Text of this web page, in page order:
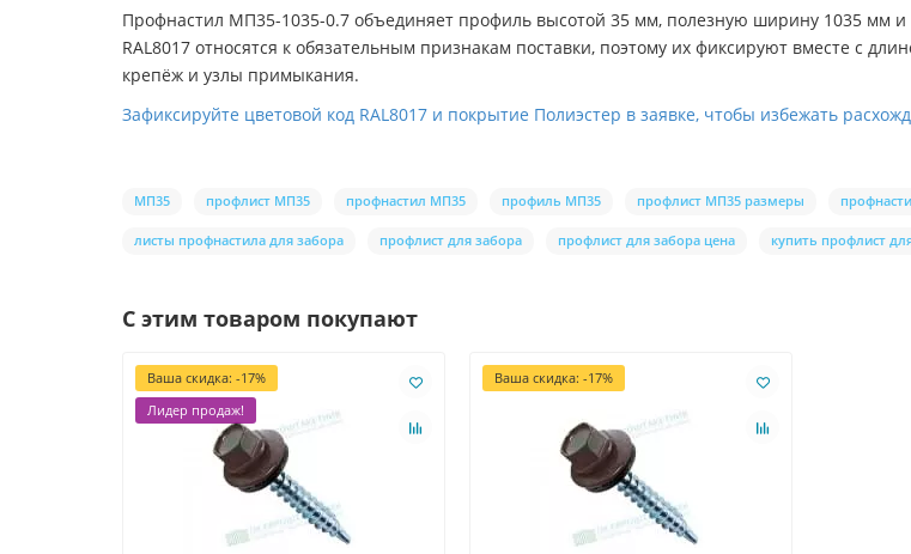
Профнастил МП35-1035-0.7 объединяет профиль высотой 35 мм, полезную ширину 1035 мм
RAL8017 относятся к обязательным признакам поставки, поэтому их фиксируют вместе с
крепёж и узлы примыкания.
Зафиксируйте цветовой код RAL8017 и покрытие Полиэстер в заявке, чтобы избежать
МП35 профлист МП35 профнастил МП35 профиль МП35 профлист МП35 размеры
листы профнастила для забора профлист для забора профлист для забора цена купить профлист
С этим товаром покупают
Ваша скидка: -17%
Лидер продаж!
Ваша скидка: -17%